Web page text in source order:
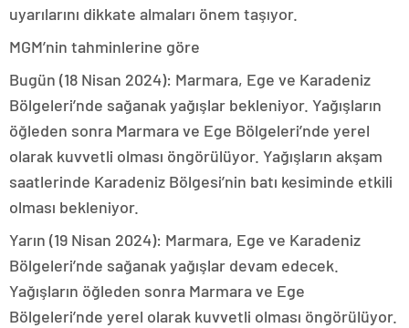
uyarılarını dikkate almaları önem taşıyor.
MGM’nin tahminlerine göre
Bugün (18 Nisan 2024): Marmara, Ege ve Karadeniz
Bölgeleri’nde sağanak yağışlar bekleniyor. Yağışların
öğleden sonra Marmara ve Ege Bölgeleri’nde yerel
olarak kuvvetli olması öngörülüyor. Yağışların akşam
saatlerinde Karadeniz Bölgesi’nin batı kesiminde etkili
olması bekleniyor.
Yarın (19 Nisan 2024): Marmara, Ege ve Karadeniz
Bölgeleri’nde sağanak yağışlar devam edecek.
Yağışların öğleden sonra Marmara ve Ege
Bölgeleri’nde yerel olarak kuvvetli olması öngörülüyor.